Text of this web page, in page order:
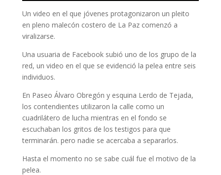
Un video en el que jóvenes protagonizaron un pleito
en pleno malecón costero de La Paz comenzó a
viralizarse.
Una usuaria de Facebook subió uno de los grupo de la
red, un video en el que se evidenció la pelea entre seis
individuos.
En Paseo Álvaro Obregón y esquina Lerdo de Tejada,
los contendientes utilizaron la calle como un
cuadrilátero de lucha mientras en el fondo se
escuchaban los gritos de los testigos para que
terminarán. pero nadie se acercaba a separarlos.
Hasta el momento no se sabe cuál fue el motivo de la
pelea.